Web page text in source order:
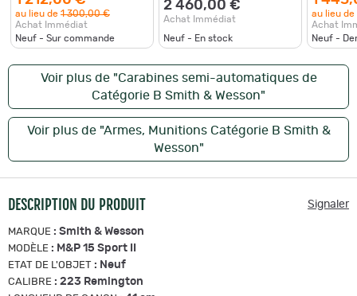
au lieu de 1 300,00 €
Achat Immédiat
Neuf - Sur commande
2 460,00 €
Achat Immédiat
Neuf - En stock
au lieu de
Achat
Neuf -
Voir plus de "Carabines semi-automatiques de
Catégorie B Smith & Wesson"
Voir plus de "Armes, Munitions Catégorie B Smith &
Wesson"
DESCRIPTION DU PRODUIT Signaler
MARQUE : Smith & Wesson
MODÈLE : M&P 15 Sport II
ETAT DE L'OBJET : Neuf
CALIBRE : 223 Remington